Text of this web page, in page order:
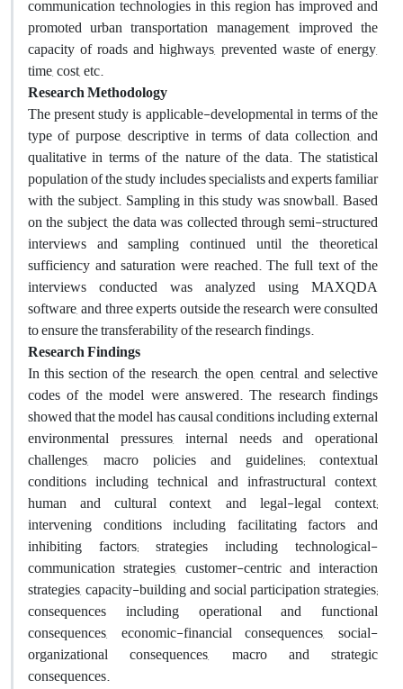
communication technologies in this region has improved and
promoted urban transportation management, improved the
capacity of roads and highways, prevented waste of energy,
time, cost, etc.
Research Methodology
The present study is applicable-developmental in terms of the
type of purpose, descriptive in terms of data collection, and
qualitative in terms of the nature of the data. The statistical
population of the study includes specialists and experts familiar
with the subject. Sampling in this study was snowball. Based
on the subject, the data was collected through semi-structured
interviews and sampling continued until the theoretical
sufficiency and saturation were reached. The full text of the
interviews conducted was analyzed using MAXQDA
software, and three experts outside the research were consulted
to ensure the transferability of the research findings.
Research Findings
In this section of the research, the open, central, and selective
codes of the model were answered. The research findings
showed that the model has causal conditions including external
environmental pressures, internal needs and operational
challenges, macro policies and guidelines; contextual
conditions including technical and infrastructural context,
human and cultural context, and legal-legal context;
intervening conditions including facilitating factors and
inhibiting factors; strategies including technological-
communication strategies, customer-centric and interaction
strategies, capacity-building and social participation strategies;
consequences including operational and functional
consequences, economic-financial consequences, social-
organizational consequences, macro and strategic
consequences.